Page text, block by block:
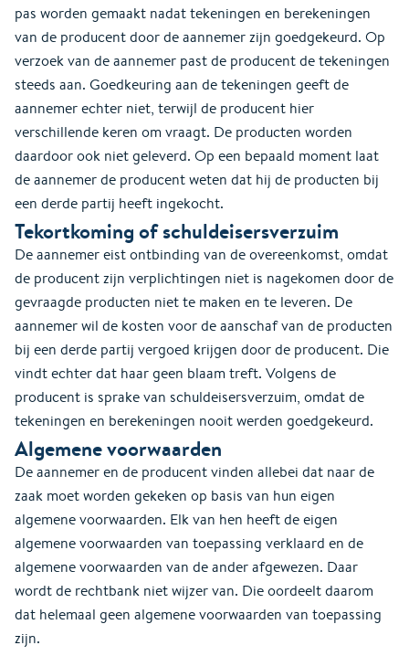
pas worden gemaakt nadat tekeningen en berekeningen
van de producent door de aannemer zijn goedgekeurd. Op
verzoek van de aannemer past de producent de tekeningen
steeds aan. Goedkeuring aan de tekeningen geeft de
aannemer echter niet, terwijl de producent hier
verschillende keren om vraagt. De producten worden
daardoor ook niet geleverd. Op een bepaald moment laat
de aannemer de producent weten dat hij de producten bij
een derde partij heeft ingekocht.
Tekortkoming of schuldeisersverzuim
De aannemer eist ontbinding van de overeenkomst, omdat
de producent zijn verplichtingen niet is nagekomen door de
gevraagde producten niet te maken en te leveren. De
aannemer wil de kosten voor de aanschaf van de producten
bij een derde partij vergoed krijgen door de producent. Die
vindt echter dat haar geen blaam treft. Volgens de
producent is sprake van schuldeisersverzuim, omdat de
tekeningen en berekeningen nooit werden goedgekeurd.
Algemene voorwaarden
De aannemer en de producent vinden allebei dat naar de
zaak moet worden gekeken op basis van hun eigen
algemene voorwaarden. Elk van hen heeft de eigen
algemene voorwaarden van toepassing verklaard en de
algemene voorwaarden van de ander afgewezen. Daar
wordt de rechtbank niet wijzer van. Die oordeelt daarom
dat helemaal geen algemene voorwaarden van toepassing
zijn.